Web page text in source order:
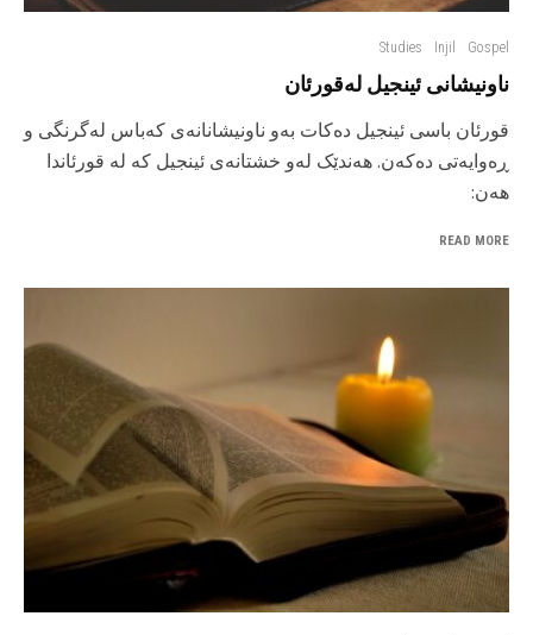
Gospel
Injil
Studies
ناونیشانی ئینجیل لەقورئان
قورئان باسی ئینجیل دەکات بەو ناونیشانانەی کەباس لەگرنگی و
ڕەوایەتی دەکەن. هەندێک لەو خشتانەی ئینجیل کە لە قورئاندا
هەن:
READ MORE